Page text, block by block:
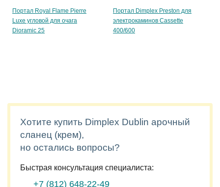
Портал Royal Flame Pierre
Luxe угловой для очага
Dioramic 25
Портал Dimplex Preston для
электрокаминов Cassette
400/600
Хотите купить Dimplex Dublin арочный
сланец (крем),
но остались вопросы?
Быстрая консультация специалиста:
+7 (812) 648-22-49